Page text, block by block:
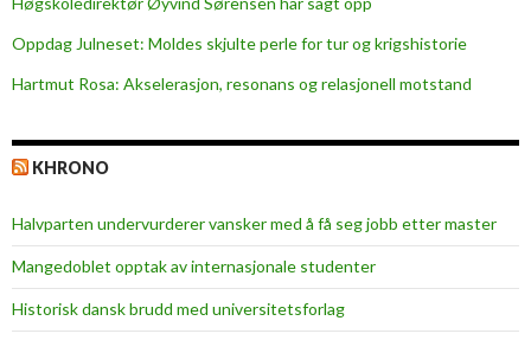
Oppdag Julneset: Moldes skjulte perle for tur og krigshistorie
Hartmut Rosa: Akselerasjon, resonans og relasjonell motstand
KHRONO
Halvparten undervurderer vansker med å få seg jobb etter master
Mangedoblet opptak av internasjonale studenter
Historisk dansk brudd med universitetsforlag